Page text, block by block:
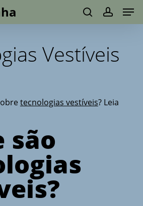
searchaccount
Vestíveis
tecnologias vestíveis? Leia
são
Menu